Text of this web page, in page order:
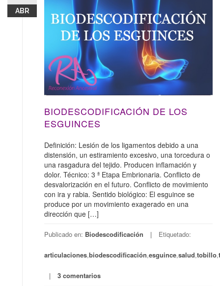
ABR
BIODESCODIFICACIÓN DE LOS
ESGUINCES
Definición: Lesión de los ligamentos debido a una
distensión, un estiramiento excesivo, una torcedura o
una rasgadura del tejido. Producen inflamación y
dolor. Técnico: 3 ª Etapa Embrionaria. Conflicto de
desvalorización en el futuro. Conflicto de movimiento
con ira y rabia. Sentido biológico: El esguince se
produce por un movimiento exagerado en una
dirección que […]
Publicado en: Biodescodificación Etiquetado:
articulaciones,biodescodificación,esguince,salud,tobillo,
3 comentarios